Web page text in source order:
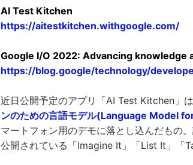
AI Test Kitchen
https://aitestkitchen.withgoogle.com/
Google I/O 2022: Advancing knowledge
https://blog.google/technology/
近日公開予定のアプリ「AI Test Kitchen」
ンのための言語モデル(Language Model
マートフォン用のデモに落とし込んだもの
公開されている「Imagine It」「List It」「